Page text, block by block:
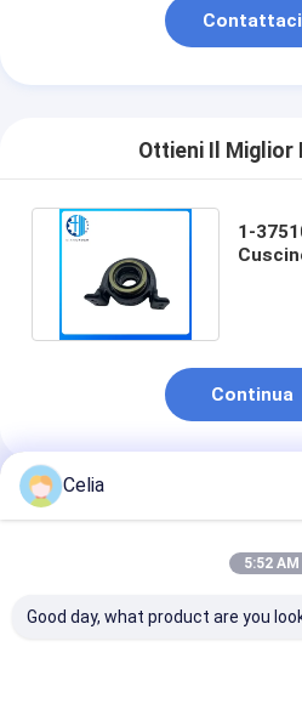
Contattaci
Ottieni Il Miglior
1-
Continua
Prodotti Raccomandati
Celia
5:52 AM
Good day, what product are you